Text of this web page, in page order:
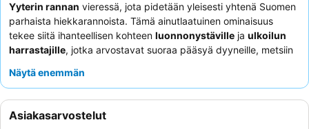
Yyterin rannan vieressä, jota pidetään yleisesti yhtenä Suomen
parhaista hiekkarannoista. Tämä ainutlaatuinen ominaisuus
tekee siitä ihanteellisen kohteen luonnonystäville ja ulkoilun
harrastajille, jotka arvostavat suoraa pääsyä dyyneille, metsiin
myös perheille, jotka etsivät monipuolisia aktiviteetteja ja
etsivät hyvin varusteltuja paikkoja. Rauhallista pakopaikkaa
etsiville alue tarjoaa yleensä rauhallisen ilmapiirin. Jotta vierailusi
Näytä enemmän
Asiakasarvostelut